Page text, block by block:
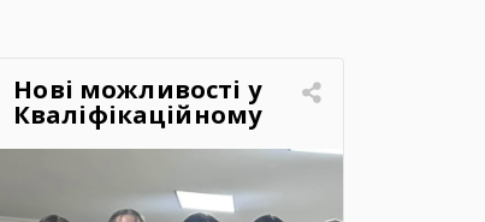
Нові можливості у
Кваліфікаційному
центрі Брошнівського
лісопромислового
ліцею!